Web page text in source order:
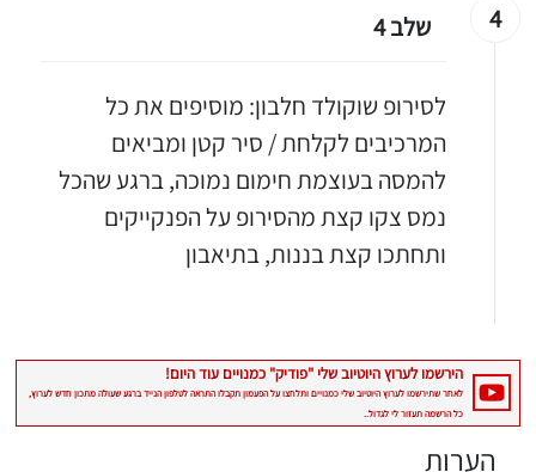
4 שלב 4
לסירופ שוקולד חלבון: מוסיפים את כל
המרכיבים לקלחת / סיר קטן ומביאים
להמסה בעוצמת חימום נמוכה, ברגע שהכל
נמס צקו קצת מהסירופ על הפנקייקים
ותחתכו קצת בננות, בתיאבון
הערות